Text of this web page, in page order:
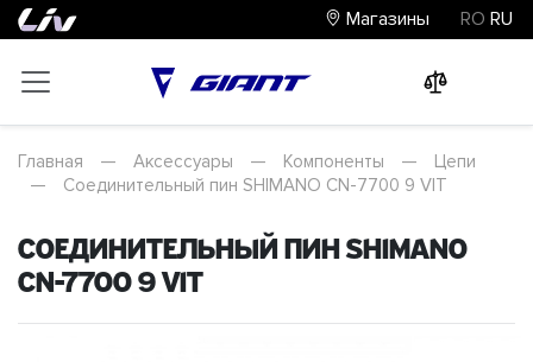
Магазины RO RU
Главная — Аксессуары — Компоненты —
Цепи
—
Соединительный пин SHIMANO CN-7700 9 VIT
Соединительный пин SHIMANO
CN-7700 9 VIT